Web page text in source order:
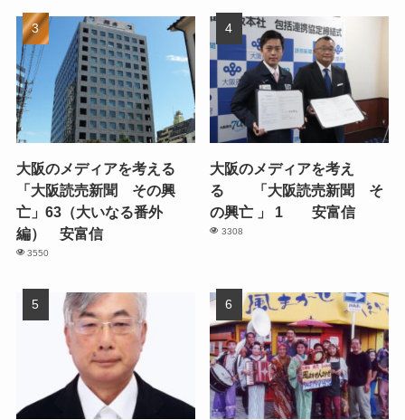
大阪のメディアを考える
「大阪読売新聞 その興
亡」63（大いなる番外
編） 安富信
3550
大阪のメディアを考え
る 「大阪読売新聞 そ
の興亡 」 1 安富信
3308